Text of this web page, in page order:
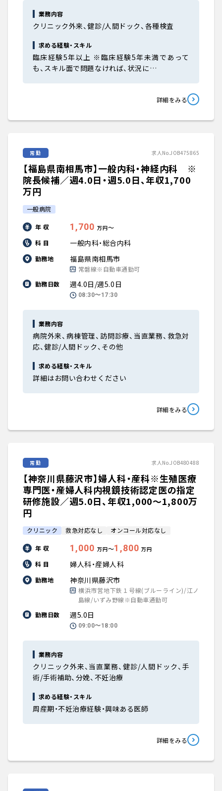
業務内容
クリニック外来、健診/人間ドック、各種検査
求める経験・スキル
臨床経験5年以上 ※臨床経験5年未満であって
も、スキル面で問題なければ、状況に…
詳細をみる
常勤 求人No.JOB475865
【福島県南相馬市】一般内科・神経内科 ※
院長候補／週4.0日・週5.0日、年収1,700
万円
一般病院
年 収 1,700 万円〜
科 目
一般内科・総合内科
勤務地 福島県南相馬市
常磐線※自動車通勤可
勤務日数
週4.0日/週5.0日
08:30〜17:30
業務内容
病院外来、病棟管理、訪問診療、当直業務、救急対
応、健診/人間ドック、その他
求める経験・スキル
詳細はお問い合わせください
詳細をみる
常勤 求人No.JOB480488
【神奈川県藤沢市】婦人科・産科※生殖医療
専門医・産婦人科内視鏡技術認定医の指定
研修施設／週5.0日、年収1,000〜1,800万
円
クリニック 救急対応なし オンコール対応なし
年 収 1,000 万円〜1,800 万円
科 目 婦人科・産婦人科
勤務地 神奈川県藤沢市
横浜市営地下鉄１号線(ブルーライン)/江ノ
島線/いずみ野線※自動車通勤可
勤務日数
週5.0日
09:00〜18:00
業務内容
クリニック外来、当直業務、健診/人間ドック、手
術/手術補助、分娩、不妊治療
求める経験・スキル
周産期・不妊治療経験・興味ある医師
詳細をみる